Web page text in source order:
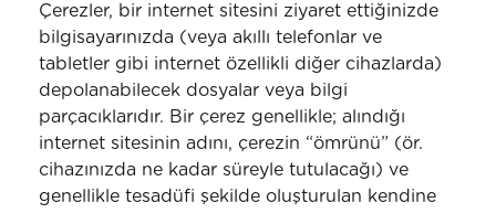
Çerezler, bir internet sitesini ziyaret ettiğinizde
bilgisayarınızda (veya akıllı telefonlar ve
tabletler gibi internet özellikli diğer cihazlarda)
depolanabilecek dosyalar veya bilgi
parçacıklarıdır. Bir çerez genellikle; alındığı
internet sitesinin adını, çerezin “ömrünü” (ör.
cihazınızda ne kadar süreyle tutulacağı) ve
genellikle tesadüfi şekilde oluşturulan kendine